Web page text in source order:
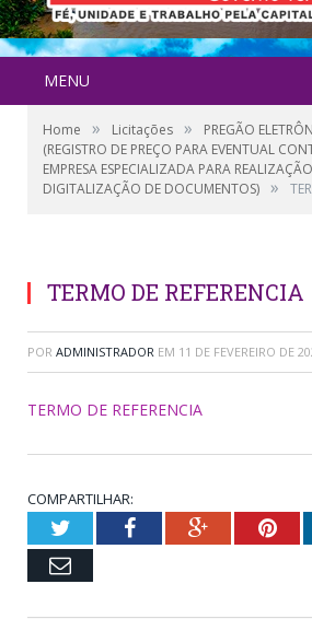
MENU
Home » Licitações »
PREGÃO
(REGISTRO DE PREÇO PARA EVENTUAL
EMPRESA ESPECIALIZADA PARA
DIGITALIZAÇÃO DE DOCUMENTOS) »
TERMO DE REFERENCIA
POR ADMINISTRADOR EM 11 DE FEVEREIRO DE
TERMO DE REFERENCIA
COMPARTILHAR:
TwitterFacebookGoogle+
Email